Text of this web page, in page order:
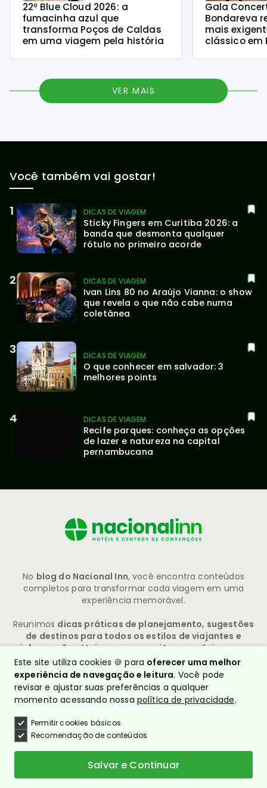
22º Blue Cloud 2026: a
fumacinha azul que
transforma Poços de Caldas
em uma viagem pela história
Gala
Bondareva
mais
clássico em
VER MAIS
Você também vai gostar!
DICAS DE VIAGEM
Sticky Fingers em Curitiba 2026: a
banda que desmonta qualquer
rótulo no primeiro acorde
DICAS DE VIAGEM
Ivan Lins 80 no Araújo Vianna: o show
que revela o que não cabe numa
coletânea
DICAS DE VIAGEM
O que conhecer em salvador: 3
melhores points
DICAS DE VIAGEM
Recife parques: conheça as opções
de lazer e natureza na capital
pernambucana
No blog do Nacional Inn, você encontra conteúdos
completos para transformar cada viagem em uma
experiência memorável.
Reunimos dicas práticas de planejamento, sugestões
de destinos para todos os estilos de viajantes e
informações úteis para aproveitar ao máximo sua
estadia . Seja para uma viagem em família, a dois ou a
trabalho, nosso conteúdo é pensado para ajudar você a
tomar as melhores decisões, economizar tempo e
descobrir oportunidades únicas.
Explore roteiros, tendências do turismo, experiências
exclusivas etudo o que você precisa para viajar com
mais conforto
Este site utiliza cookies 🍪 para oferecer uma melhor
experiência de navegação e leitura. Você pode
revisar e ajustar suas preferências a qualquer
momento acessando nossa política de privacidade.
Permitir cookies básicos
Recomendação de conteúdos
Salvar e Continuar